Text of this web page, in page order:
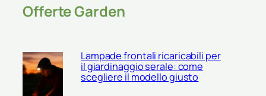
Offerte Garden
Lampade frontali ricaricabili per
il giardinaggio serale: come
scegliere il modello giusto